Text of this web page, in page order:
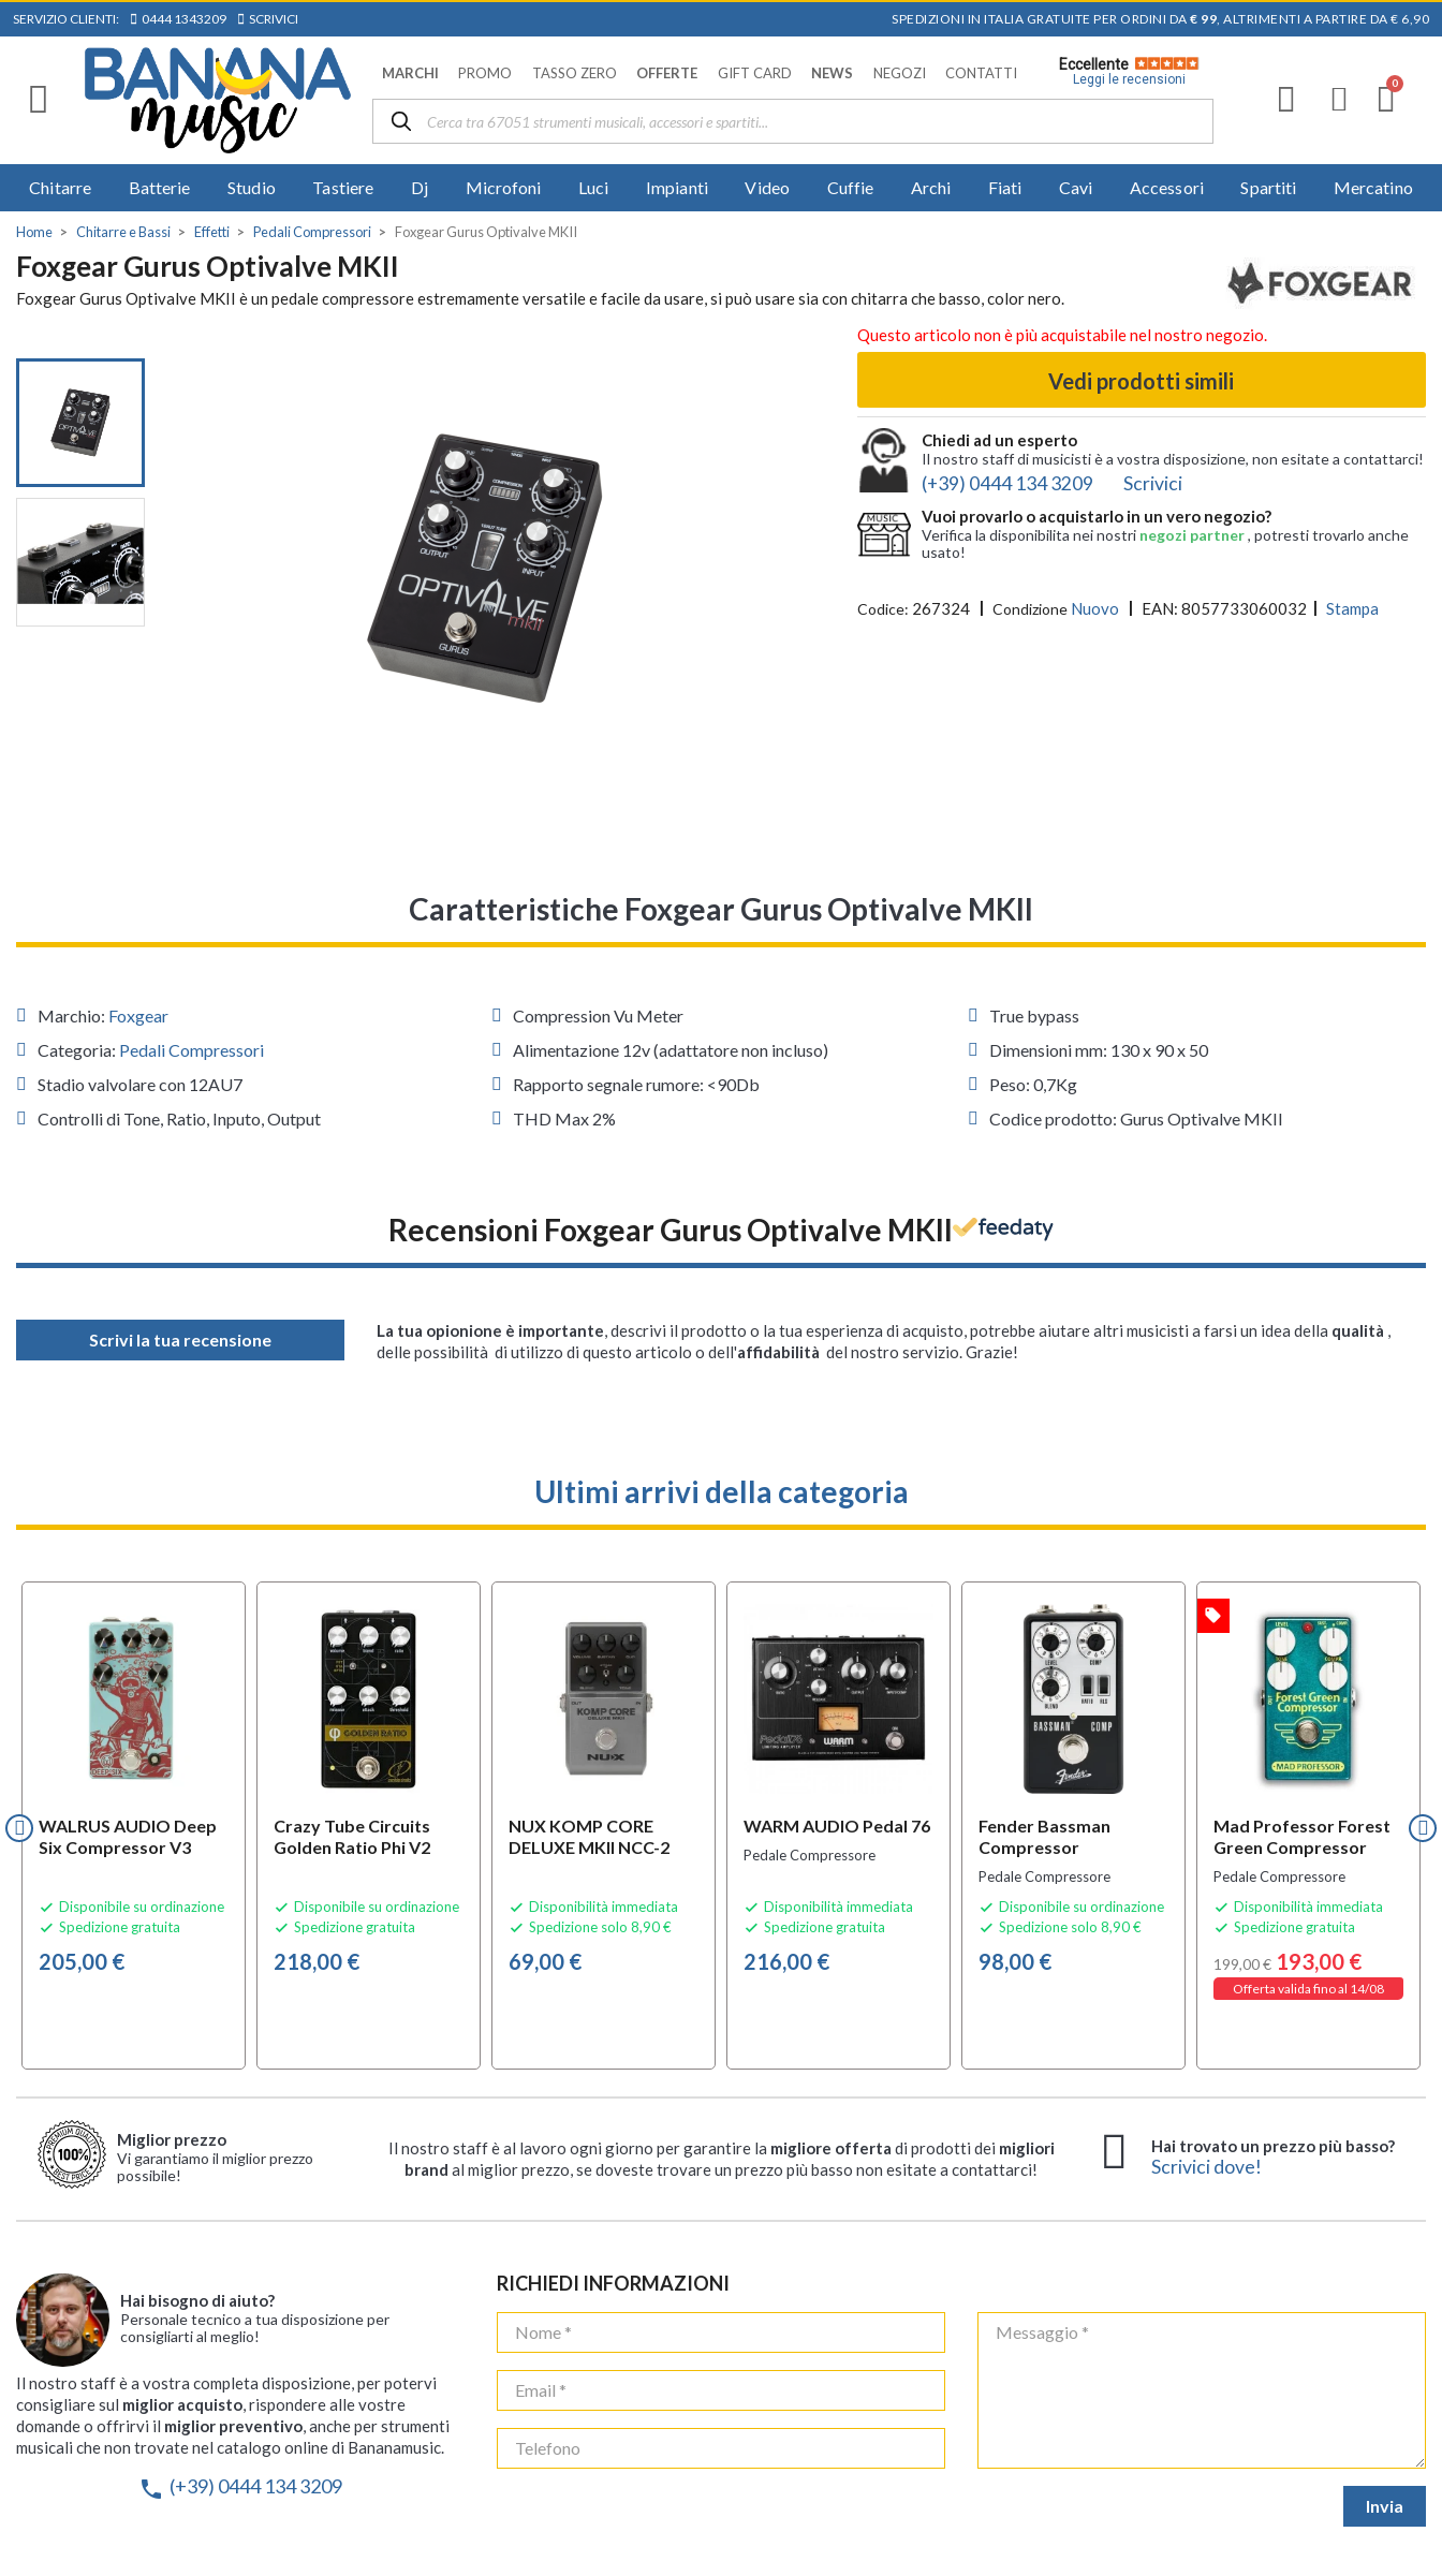
SERVIZIO CLIENTI: 0444 1343209 SCRIVICI SPEDIZIONI IN ITALIA GRATUITE PER ORDINI DA € 99, ALTRIMENTI A PARTIRE DA € 6,90
MARCHI PROMO TASSO ZERO OFFERTE GIFT CARD NEWS NEGOZI CONTATTI
Eccellente
Leggi le recensioni
Chitarre Batterie Studio Tastiere Dj Microfoni Luci Impianti Video Cuffie Archi Fiati Cavi Accessori Spartiti Mercatino
Home Chitarre e Bassi Effetti Pedali Compressori Foxgear Gurus Optivalve MKII
Foxgear Gurus Optivalve MKII
Foxgear Gurus Optivalve MKII è un pedale compressore estremamente versatile e facile da usare, si può usare sia con chitarra che basso, color nero.
Questo articolo non è più acquistabile nel nostro negozio.
Vedi prodotti simili
Chiedi ad un esperto
Il nostro staff di musicisti è a vostra disposizione, non esitate a contattarci!
(+39) 0444 134 3209 Scrivici
Vuoi provarlo o acquistarlo in un vero negozio?
Verifica la disponibilita nei nostri negozi partner, potresti trovarlo anche
usato!
Codice: 267324 Condizione Nuovo EAN: 8057733060032 Stampa
Caratteristiche Foxgear Gurus Optivalve MKII
Marchio: Foxgear
Categoria: Pedali Compressori
Stadio valvolare con 12AU7
Controlli di Tone, Ratio, Inputo, Output
Compression Vu Meter
Alimentazione 12v (adattatore non incluso)
Rapporto segnale rumore: <90Db
THD Max 2%
True bypass
Dimensioni mm: 130 x 90 x 50
Peso: 0,7Kg
Codice prodotto: Gurus Optivalve MKII
Recensioni Foxgear Gurus Optivalve MKII
Scrivi la tua recensione La tua opionione è importante, descrivi il prodotto o la tua esperienza di acquisto, potrebbe aiutare altri musicisti a farsi un idea della qualità ,
delle possibilità di utilizzo di questo articolo o dell'affidabilità del nostro servizio. Grazie!
Ultimi arrivi della categoria
WALRUS AUDIO Deep
Six Compressor V3
 Disponibile su ordinazione
 Spedizione gratuita
205,00 €
Crazy Tube Circuits
Golden Ratio Phi V2
 Disponibile su ordinazione
 Spedizione gratuita
218,00 €
NUX KOMP CORE
DELUXE MKII NCC-2
 Disponibilità immediata
 Spedizione solo 8,90 €
69,00 €
WARM AUDIO Pedal 76
Pedale Compressore
 Disponibilità immediata
 Spedizione gratuita
216,00 €
Fender Bassman
Compressor
Pedale Compressore
 Disponibile su ordinazione
 Spedizione solo 8,90 €
98,00 €
Mad Professor Forest
Green Compressor
Pedale Compressore
 Disponibilità immediata
 Spedizione gratuita
199,00 € 193,00 €
Offerta valida fino al 14/08
local_offer
Miglior prezzo
Vi garantiamo il miglior prezzo
possibile!
Il nostro staff è al lavoro ogni giorno per garantire la migliore offerta di prodotti dei migliori
brand al miglior prezzo, se doveste trovare un prezzo più basso non esitate a contattarci!
Hai trovato un prezzo più basso?
Scrivici dove!
Hai bisogno di aiuto?
Personale tecnico a tua disposizione per
consigliarti al meglio!
Il nostro staff è a vostra completa disposizione, per potervi
consigliare sul miglior acquisto, rispondere alle vostre
domande o offrirvi il miglior preventivo, anche per strumenti
musicali che non trovate nel catalogo online di Bananamusic.
phone (+39) 0444 134 3209
RICHIEDI INFORMAZIONI